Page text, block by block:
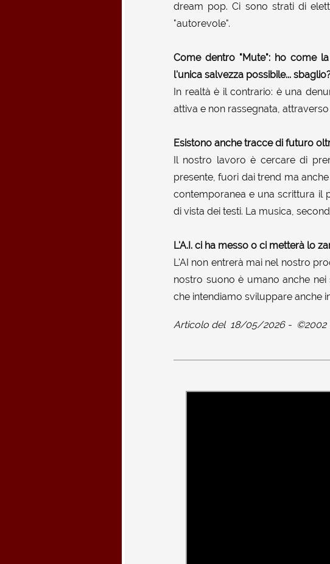
dream pop. Ci sono strati di
"autorevole".
Come dentro "Mute": ho come
l'unica salvezza possibile...
In realtà è il contrario: è una
attiva e non rassegnata,
Esistono anche tracce di futuro
Il nostro lavoro è cercare di
presente, fuori dai trend ma
contemporanea e una scrittura il
di vista dei testi. La musica,
L'A.I. ci ha messo o ci metterà lo
L'AI non entrerà mai nel nostro
nostro suono è umano anche
che intendiamo sviluppare anche
Articolo del 18/05/2026- ©2002